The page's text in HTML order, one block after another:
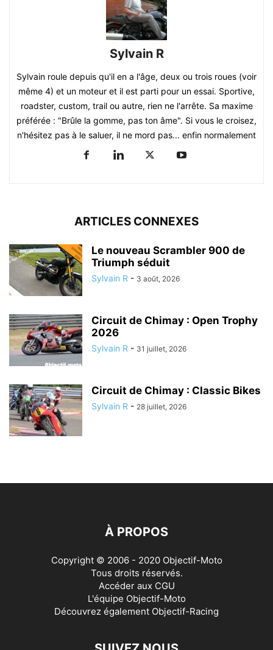
Sylvain R
Sylvain roule depuis qu'il en a l'âge, deux ou trois roues (voir
même 4) et un moteur et il est parti pour un essai. Sportive,
roadster, custom, trail ou autre, rien ne l'arrête. Sa maxime
préférée : "Brûle la gomme, pas ton âme". Si vous le croisez,
n'hésitez pas à le saluer, il ne mord pas... enfin normalement
ARTICLES CONNEXES
Le nouveau Scrambler 900 de
Triumph séduit
Sylvain R - 3 août, 2026
Circuit de Chimay : Open Trophy
2026
Sylvain R - 31 juillet, 2026
Circuit de Chimay : Classic Bikes
Sylvain R - 28 juillet, 2026
À PROPOS
Copyright © 2006 - 2020 Objectif-Moto
Tous droits réservés.
Accéder aux CGU
L'équipe Objectif-Moto
Découvrez également Objectif-Racing